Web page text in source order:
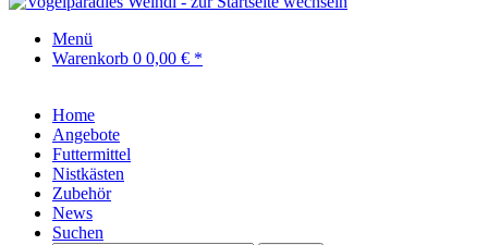
Menü
Warenkorb 0 0,00 € *
Home
Angebote
Futtermittel
Nistkästen
Zubehör
News
Suchen